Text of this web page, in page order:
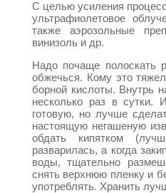
С целью усиления
ультрафиолетовое
также аэрозольные
винизоль и др.
Надо почаще полоскать
обжечься. Кому это
борной кислоты. Внутрь
несколько раз в сутки.
готовую, но лучше
настоящую негашеную
обдать кипятком
разварилась, а когда
воды, тщательно
снять верхнюю пленку и
употреблять. Хранить